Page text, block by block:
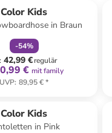
Color Kids
in Braun
-54%
42,99 €regulär
€ mit family
UVP: 89,95 €*
Color Kids
in Pink